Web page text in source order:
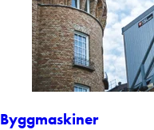
Byggmaskiner